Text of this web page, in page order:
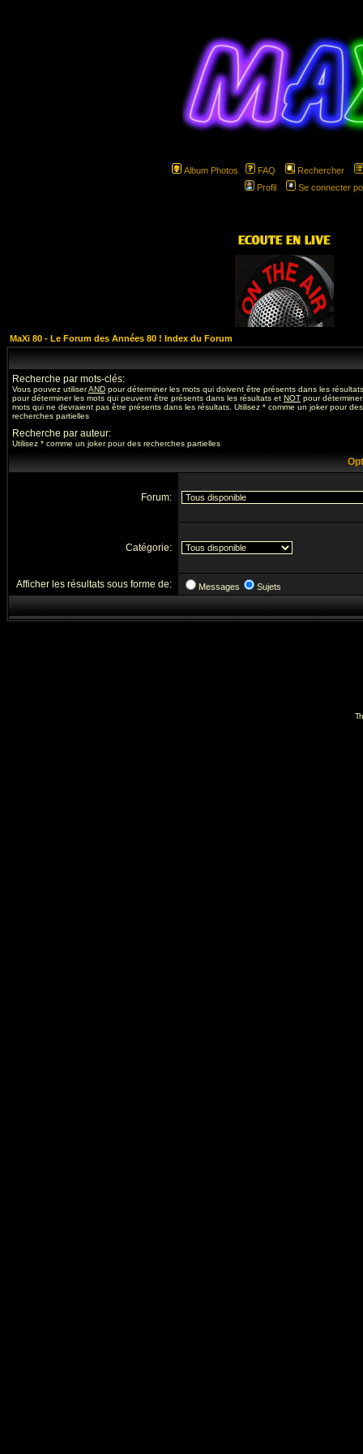
Album Photos FAQ
Rechercher
Profil
Se connecter
MaXi 80 - Le Forum des Années 80 ! Index du Forum
Recherche par mots-clés:
Vous pouvez utiliserAND pour déterminer les mots qui doivent être présents dans les
pour déterminer les mots qui peuvent être présents dans les résultats et NOT pour
mots qui ne devraient pas être présents dans les résultats. Utilisez * comme un joker pour des
recherches partielles
Recherche par auteur:
Utilisez * comme un joker pour des recherches partielles
Forum:
Catégorie:
Afficher les résultats sous forme de: Messages Sujets